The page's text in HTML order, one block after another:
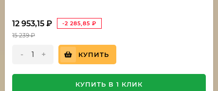
12 953,15 ₽ -2 285,85 ₽
15 239₽
- + КУПИТЬ
КУПИТЬ В 1 КЛИК